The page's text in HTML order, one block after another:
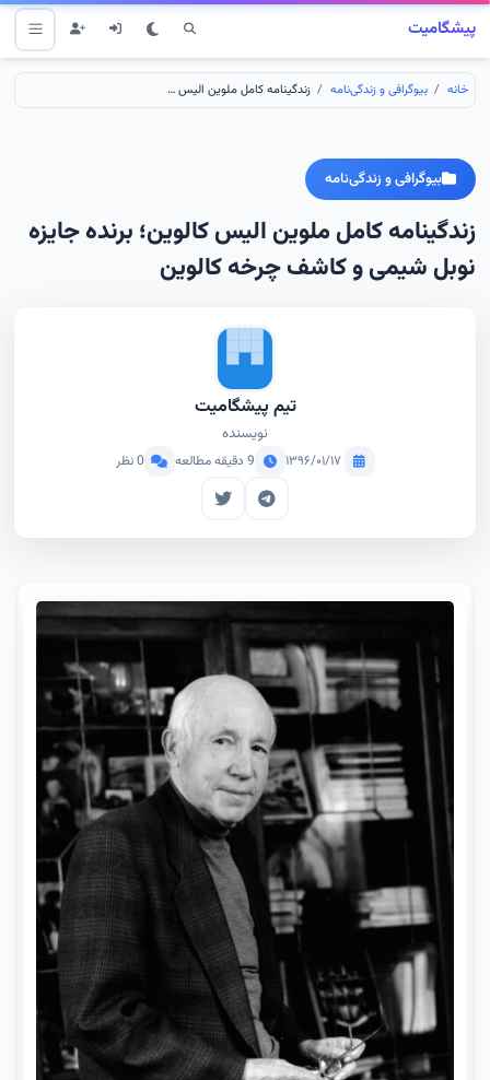
پیشگامیت
خانه بیوگرافی و زندگی‌نامه زندگینامه کامل ملوین الیس کالوین؛ برنده جایزه نوبل شیمی و کاشف چرخه کالوین
بیوگرافی و زندگی‌نامه
زندگینامه کامل ملوین الیس کالوین؛ برنده جایزه
نوبل شیمی و کاشف چرخه کالوین
تیم پیشگامیت
نویسنده
۱۳۹۶/۰۱/۱۷ 9 دقیقه مطالعه 0 نظر